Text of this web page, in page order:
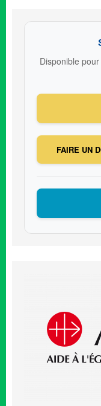
Disponible
FAIRE UN